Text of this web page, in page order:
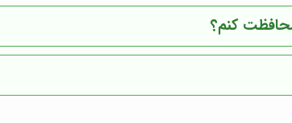
کنم؟